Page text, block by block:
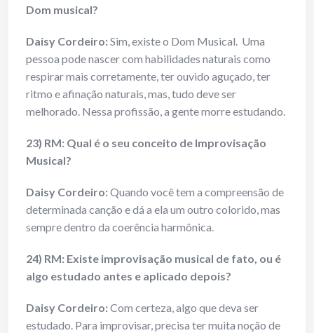
Dom musical?
Daisy Cordeiro:Sim, existe o Dom Musical. Uma
pessoa pode nascer com habilidades naturais como
respirar mais corretamente, ter ouvido aguçado, ter
ritmo e afinação naturais, mas, tudo deve ser
melhorado. Nessa profissão, a gente morre estudando.
23) RM: Qual é o seu conceito de Improvisação
Musical?
Daisy Cordeiro:Quando você tem a compreensão de
determinada canção e dá a ela um outro colorido, mas
sempre dentro da coerência harmônica.
24) RM: Existe improvisação musical de fato, ou é
algo estudado antes e aplicado depois?
Daisy Cordeiro:Com certeza, algo que deva ser
estudado. Para improvisar, precisa ter muita noção de